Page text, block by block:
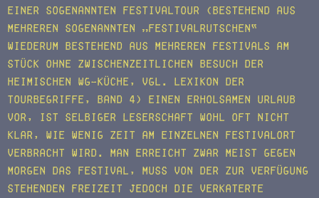
einer sogenannten Festivaltour (bestehend aus
mehreren sogenannten „Festivalrutschen“
wiederum bestehend aus mehreren Festivals am
Stück ohne zwischenzeitlichen Besuch der
heimischen WG-Küche, vgl. Lexikon der
Tourbegriffe, Band 4) einen erholsamen Urlaub
vor, ist selbiger Leserschaft wohl oft nicht
klar, wie wenig Zeit am einzelnen Festivalort
verbracht wird. Man erreicht zwar meist gegen
Morgen das Festival, muss von der zur Verfügung
stehenden Freizeit jedoch die verkaterte